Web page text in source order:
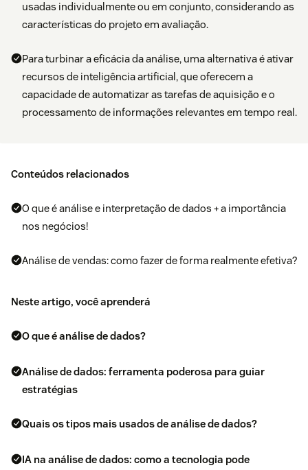
usadas individualmente ou em conjunto, considerando as
características do projeto em avaliação.
Para turbinar a eficácia da análise, uma alternativa é ativar
recursos de inteligência artificial, que oferecem a
capacidade de automatizar as tarefas de aquisição e o
processamento de informações relevantes em tempo real.
Conteúdos relacionados
O que é análise e interpretação de dados + a importância
nos negócios!
Análise de vendas: como fazer de forma realmente efetiva?
Neste artigo, você aprenderá
O que é análise de dados?
Análise de dados: ferramenta poderosa para guiar
estratégias
Quais os tipos mais usados de análise de dados?
IA na análise de dados: como a tecnologia pode